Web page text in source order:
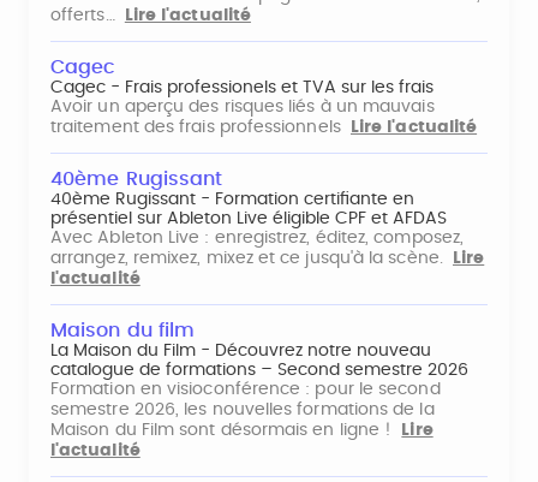
offerts…
Lire l'actualité
Cagec
Cagec - Frais professionels et TVA sur les frais
Avoir un aperçu des risques liés à un mauvais
traitement des frais professionnels
Lire l'actualité
40ème Rugissant
40ème Rugissant - Formation certifiante en
présentiel sur Ableton Live éligible CPF et AFDAS
Avec Ableton Live : enregistrez, éditez, composez,
arrangez, remixez, mixez et ce jusqu'à la scène.
Lire
l'actualité
Maison du film
La Maison du Film - Découvrez notre nouveau
catalogue de formations – Second semestre 2026
Formation en visioconférence : pour le second
semestre 2026, les nouvelles formations de la
Maison du Film sont désormais en ligne !
Lire
l'actualité